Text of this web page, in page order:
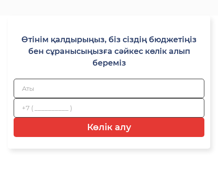
Өтінім қалдырыңыз, біз сіздің бюджетіңіз
бен сұранысыңызға сәйкес көлік алып
береміз
Көлік алу